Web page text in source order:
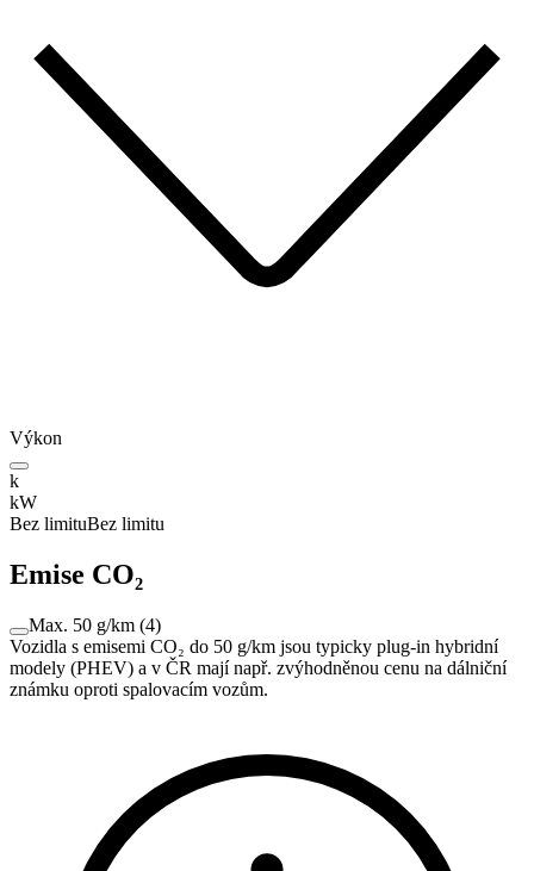
Výkon
k
kW
Bez limituBez limitu
Emise CO₂
Max. 50 g/km (4)
Vozidla s emisemi CO₂ do 50 g/km jsou typicky plug-in hybridní
modely (PHEV) a v ČR mají např. zvýhodněnou cenu na dálniční
známku oproti spalovacím vozům.